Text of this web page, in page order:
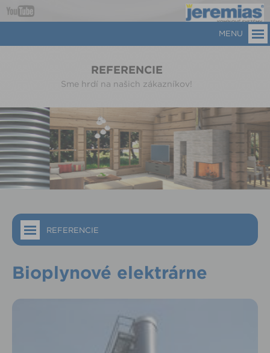
MENU
REFERENCIE
Sme hrdí na našich zákazníkov!
REFERENCIE
Bioplynové elektrárne